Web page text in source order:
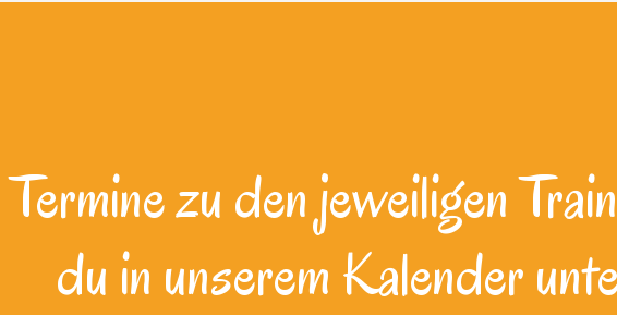
zu den jeweiligen
du in unserem Kalender